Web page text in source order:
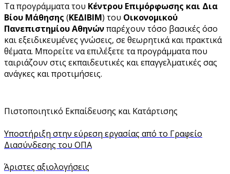
Τα προγράμματα του Κέντρου Επιμόρφωσης και Δια
Βίου Μάθησης (ΚΕΔΙΒΙΜ) του Οικονομικού
Πανεπιστημίου Αθηνώνπαρέχουν τόσο βασικές όσο
και εξειδικευμένες γνώσεις, σε θεωρητικά και πρακτικά
θέματα. Μπορείτε να επιλέξετε τα προγράμματα που
ταιριάζουν στις εκπαιδευτικές και επαγγελματικές σας
ανάγκες και προτιμήσεις.
Πιστοποιητικό Εκπαίδευσης και Κατάρτισης
Υποστήριξη στην εύρεση εργασίας από το Γραφείο
Διασύνδεσης του ΟΠΑ
Άριστες αξιολογήσεις